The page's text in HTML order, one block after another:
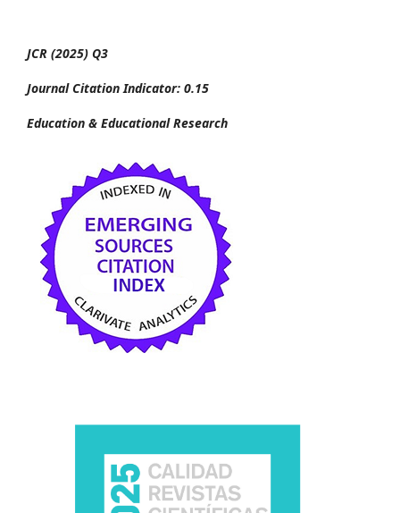
JCR (2025) Q3
Journal Citation Indicator: 0.15
Education & Educational Research